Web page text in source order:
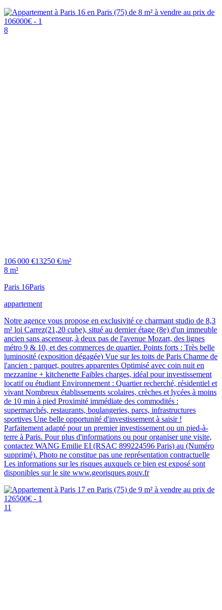
8
106 000 €13250 €/m²
8 m²
Paris 16Paris
appartement
Notre agence vous propose en exclusivité ce charmant studio de 8,3
m² loi Carrez(21,20 cube), situé au dernier étage (8e) d'un immeuble
ancien sans ascenseur, à deux pas de l'avenue Mozart, des lignes
métro 9 & 10, et des commerces de quartier. Points forts : Très belle
luminosité (exposition dégagée) Vue sur les toits de Paris Charme de
l'ancien : parquet, poutres apparentes Optimisé avec coin nuit en
mezzanine + kitchenette Faibles charges, idéal pour investissement
locatif ou étudiant Environnement : Quartier recherché, résidentiel et
vivant Nombreux établissements scolaires, crèches et lycées à moins
de 10 min à pied Proximité immédiate des commodités :
supermarchés, restaurants, boulangeries, parcs, infrastructures
sportives Une belle opportunité d'investissement à saisir !
Parfaitement adapté pour un premier investissement ou un pied-à-
terre à Paris. Pour plus d'informations ou pour organiser une visite,
contactez WANG Emilie EI (RSAC 899224596 Paris) au (Numéro
supprimé). Photo ne constitue pas une représentation contractuelle
Les informations sur les risques auxquels ce bien est exposé sont
disponibles sur le site www.georisques.gouv.fr
11